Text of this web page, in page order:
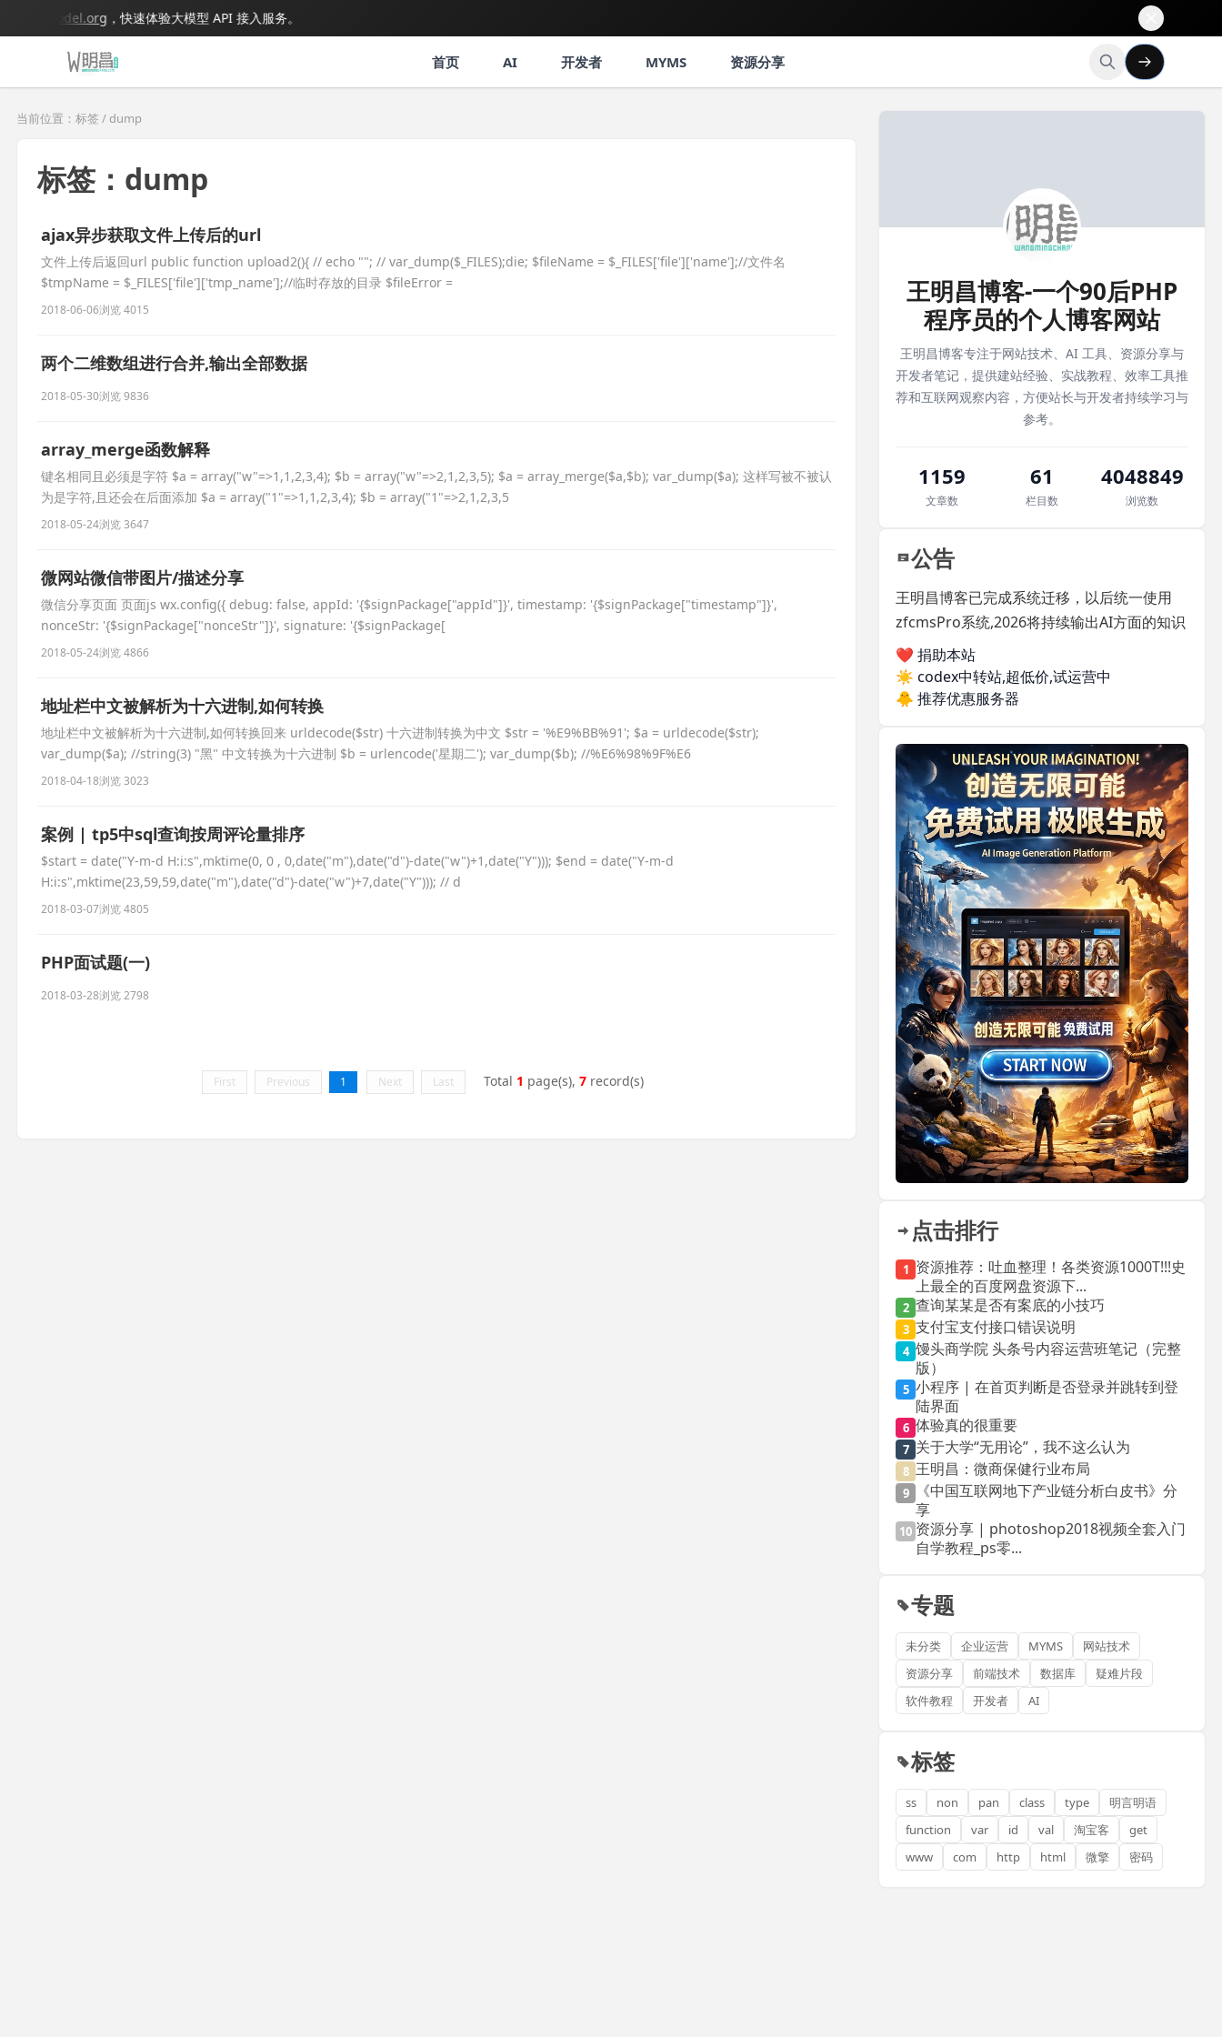
，快速体验大模型 API 接入服务。
首页 AI 开发者 MYMS 资源分享
当前位置：标签 / dump
标签：dump
ajax异步获取文件上传后的url
文件上传后返回url public function upload2(){ // echo ""; // var_dump($_FILES);die; $fileName = $_FILES['file']['name'];//文件名
$tmpName = $_FILES['file']['tmp_name'];//临时存放的目录 $fileError =
2018-06-06浏览 4015
两个二维数组进行合并,输出全部数据
2018-05-30浏览 9836
array_merge函数解释
键名相同且必须是字符 $a = array("w"=>1,1,2,3,4); $b = array("w"=>2,1,2,3,5); $a = array_merge($a,$b); var_dump($a); 这样写被不被认
为是字符,且还会在后面添加 $a = array("1"=>1,1,2,3,4); $b = array("1"=>2,1,2,3,5
2018-05-24浏览 3647
微网站微信带图片/描述分享
微信分享页面 页面js wx.config({ debug: false, appId: '{$signPackage["appId"]}', timestamp: '{$signPackage["timestamp"]}',
nonceStr: '{$signPackage["nonceStr"]}', signature: '{$signPackage[
2018-05-24浏览 4866
地址栏中文被解析为十六进制,如何转换
地址栏中文被解析为十六进制,如何转换回来 urldecode($str) 十六进制转换为中文 $str = '%E9%BB%91'; $a = urldecode($str);
var_dump($a); //string(3) "黑" 中文转换为十六进制 $b = urlencode('星期二'); var_dump($b); //%E6%98%9F%E6
2018-04-18浏览 3023
案例 | tp5中sql查询按周评论量排序
$start = date("Y-m-d H:i:s",mktime(0, 0 , 0,date("m"),date("d")-date("w")+1,date("Y"))); $end = date("Y-m-d
H:i:s",mktime(23,59,59,date("m"),date("d")-date("w")+7,date("Y"))); // d
2018-03-07浏览 4805
PHP面试题(一)
2018-03-28浏览 2798
First Previous 1 Next Last Total 1 page(s), 7 record(s)
王明昌博客-一个90后PHP
程序员的个人博客网站
王明昌博客专注于网站技术、AI 工具、资源分享与
开发者笔记，提供建站经验、实战教程、效率工具推
荐和互联网观察内容，方便站长与开发者持续学习与
参考。
1159
文章数
61
栏目数
4048849
浏览数
公告
王明昌博客已完成系统迁移，以后统一使用
zfcmsPro系统,2026将持续输出AI方面的知识
❤️ 捐助本站
☀️ codex中转站,超低价,试运营中
🐥 推荐优惠服务器
点击排行
1 资源推荐：吐血整理！各类资源1000T!!!史
上最全的百度网盘资源下...
2 查询某某是否有案底的小技巧
3 支付宝支付接口错误说明
4 馒头商学院 头条号内容运营班笔记（完整
版）
5 小程序 | 在首页判断是否登录并跳转到登
陆界面
6 体验真的很重要
7 关于大学“无用论”，我不这么认为
8 王明昌：微商保健行业布局
9
《中国互联网地下产业链分析白皮书》分
享
10 资源分享 | photoshop2018视频全套入门
自学教程_ps零...
专题
未分类 企业运营 MYMS
网站技术
资源分享
前端技术 数据库
疑难片段
软件教程
开发者 AI
标签
ss non pan class type
明言明语
function
var id val 淘宝客
get
www
com http html 微擎 密码